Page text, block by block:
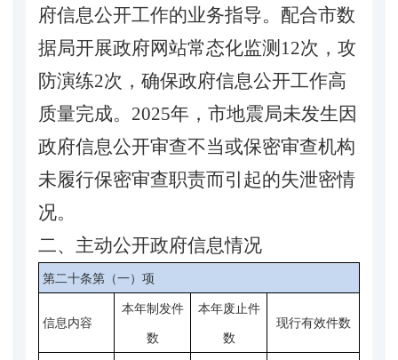
府信息公开工作的业务指导。 配合市数
据局开展政府网站常态化监测 12次 ， 攻
防演练2次， 确保政府信息公开工作高
质量完成。 2025年， 市地震局未发生因
政府信息公开审查不当或保密审查机构
未履行保密审查职责而引起的失泄密情
况。
二、主动公开政府信息情况
第二十条第（一）项
信息内容
本年制发件
数
本年废止件
数
现行有效件数